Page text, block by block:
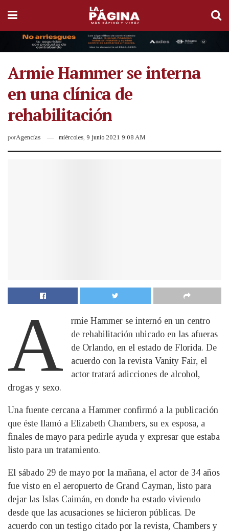
Armie Hammer se interna
en una clínica de
rehabilitación
porAgencias miércoles, 9 junio 2021 9:08 AM
A
rmie Hammer se internó en un centro
de rehabilitación ubicado en las afueras
de Orlando, en el estado de Florida. De
acuerdo con la revista Vanity Fair, el
actor tratará adicciones de alcohol,
drogas y sexo.
Una fuente cercana a Hammer confirmó a la publicación
que éste llamó a Elizabeth Chambers, su ex esposa, a
finales de mayo para pedirle ayuda y expresar que estaba
listo para un tratamiento.
El sábado 29 de mayo por la mañana, el actor de 34 años
fue visto en el aeropuerto de Grand Cayman, listo para
dejar las Islas Caimán, en donde ha estado viviendo
desde que las acusaciones se hicieron públicas. De
acuerdo con un testigo citado por la revista, Chambers y